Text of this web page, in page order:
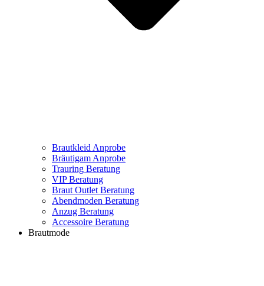
Brautkleid Anprobe
Bräutigam Anprobe
Trauring Beratung
VIP Beratung
Braut Outlet Beratung
Abendmoden Beratung
Anzug Beratung
Accessoire Beratung
Brautmode